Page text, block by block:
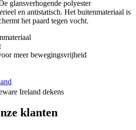
glansverhogende polyester
en antistatisch. Het buitenmateriaal is
het paard tegen vocht.
meer bewegingsvrijheid
Ireland dekens
klanten